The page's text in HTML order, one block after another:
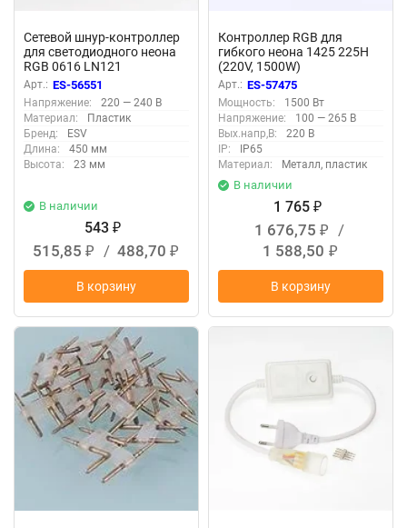
Сетевой шнур-контроллер
для светодиодного неона
RGB 0616 LN121
Арт.: ES-56551
Напряжение:
220 — 240 В
Материал:
Пластик
Бренд:
ESV
Длина:
450 мм
Высота:
23 мм
В наличии
543 ₽
515,85 ₽ / 488,70 ₽
В корзину
Контроллер RGB для
гибкого неона 1425 225H
(220V, 1500W)
Арт.: ES-57475
Мощность:
1500 Вт
Напряжение:
100 — 265 В
Вых.напр,В:
220 В
IP:
IP65
Материал:
Металл, пластик
В наличии
1 765 ₽
1 676,75 ₽
/
1 588,50 ₽
В корзину